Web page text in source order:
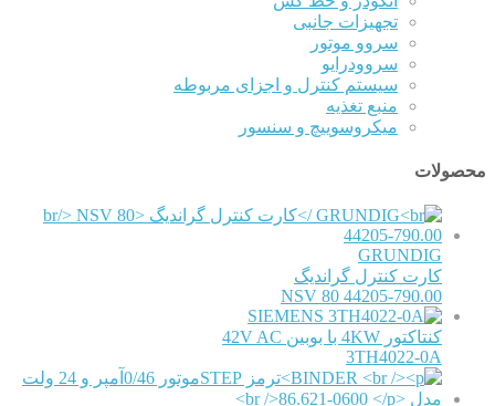
تجهیزات جانبی
سروو موتور
سروودرایو
سیستم کنترل و اجزای مربوطه
منبع تغذیه
میکروسوییچ و سنسور
محصولات
GRUNDIG
کارت کنترل گراندیگ
NSV 80 44205-790.00
SIEMENS
کنتاکتور 4KW با بوبین 42V AC
3TH4022-0A